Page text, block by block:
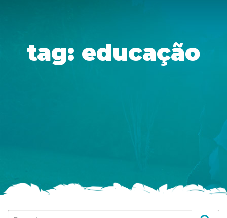
tag: educação